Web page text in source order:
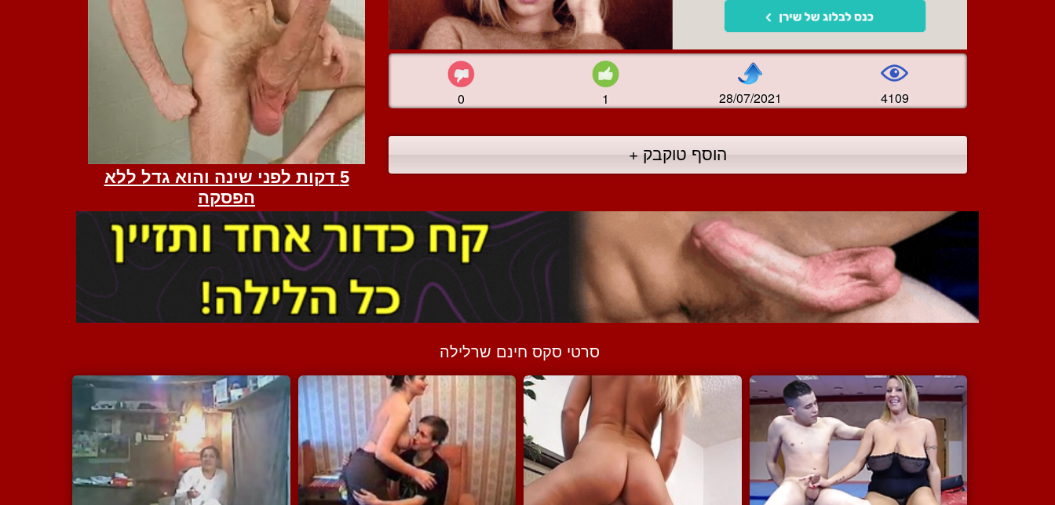
0 1 28/07/2021 4109
הוסף טוקבק +
סרטי סקס חינם שרלילה